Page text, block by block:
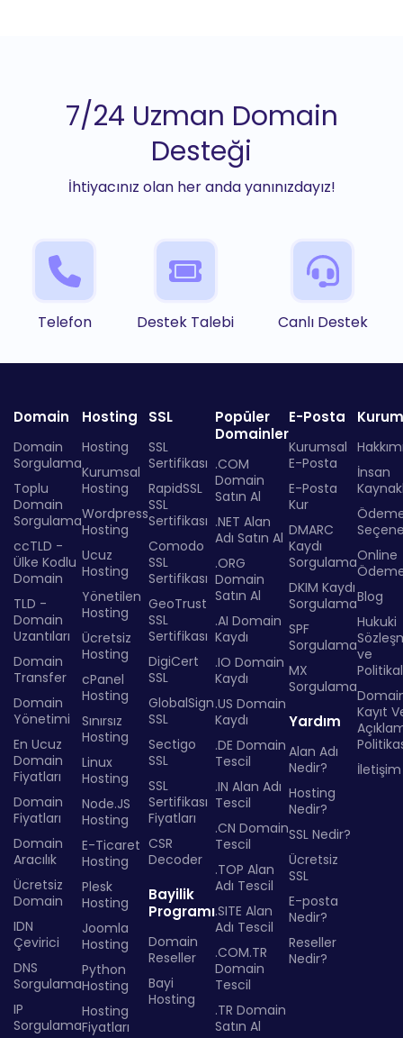
7/24 Uzman Domain
Desteği
İhtiyacınız olan her anda yanınızdayız!
Telefon Destek Talebi Canlı Destek
Domain
Domain
Sorgulama
Toplu
Domain
Sorgulama
ccTLD -
Ülke Kodlu
Domain
TLD -
Domain
Uzantıları
Domain
Transfer
Domain
Yönetimi
En Ucuz
Domain
Fiyatları
Domain
Fiyatları
Domain
Aracılık
Ücretsiz
Domain
IDN
Çevirici
DNS
Sorgulama
IP
Sorgulama
Hosting
Hosting
Kurumsal
Hosting
Wordpress
Hosting
Ucuz
Hosting
Yönetilen
Hosting
Ücretsiz
Hosting
cPanel
Hosting
Sınırsız
Hosting
Linux
Hosting
Node.JS
Hosting
E-Ticaret
Hosting
Plesk
Hosting
Joomla
Hosting
Python
Hosting
Hosting
Fiyatları
SSL
SSL
Sertifikası
RapidSSL
SSL
Sertifikası
Comodo
SSL
Sertifikası
GeoTrust
SSL
Sertifikası
DigiCert
SSL
GlobalSign
SSL
Sectigo
SSL
SSL
Sertifikası
Fiyatları
CSR
Decoder
Bayilik
Programı
Domain
Reseller
Bayi
Hosting
Popüler
Domainler
.COM
Domain
Satın Al
.NET Alan
Adı Satın Al
.ORG
Domain
Satın Al
.AI Domain
Kaydı
.IO Domain
Kaydı
.US Domain
Kaydı
.DE Domain
Tescil
.IN Alan Adı
Tescil
.CN Domain
Tescil
.TOP Alan
Adı Tescil
.SITE Alan
Adı Tescil
.COM.TR
Domain
Tescil
.TR Domain
Satın Al
E-Posta
Kurumsal
E-Posta
E-Posta
Kur
DMARC
Kaydı
Sorgulama
DKIM Kaydı
Sorgulama
SPF
Sorgulama
MX
Sorgulama
Yardım
Alan Adı
Nedir?
Hosting
Nedir?
SSL Nedir?
Ücretsiz
SSL
E-posta
Nedir?
Reseller
Nedir?
İnsan
Online
Blog
Hukuki
ve
Kayıt
İletişim